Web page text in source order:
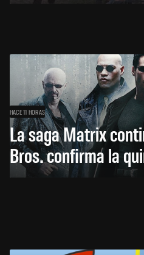
HACE 11 HORAS
La saga Matrix
Bros. confirma la